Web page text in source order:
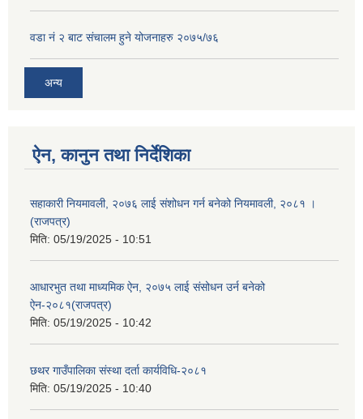
वडा नं २ बाट संचालम हुने योजनाहरु २०७५/७६
अन्य
ऐन, कानुन तथा निर्देशिका
सहाकारी नियमावली, २०७६ लाई संशोधन गर्न बनेको नियमावली, २०८१ ।
(राजपत्र)
मिति: 05/19/2025 - 10:51
आधारभुत तथा माध्यमिक ऐन, २०७५ लाई संसोधन उर्न बनेको
ऐन-२०८१(राजपत्र)
मिति: 05/19/2025 - 10:42
छथर गाउँपालिका संस्था दर्ता कार्यविधि-२०८१
मिति: 05/19/2025 - 10:40